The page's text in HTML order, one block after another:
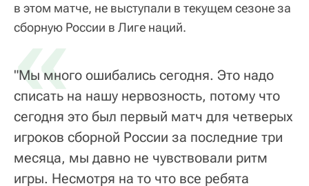
в этом матче, не выступали в текущем сезоне за
сборную России в Лиге наций.
«
"Мы много ошибались сегодня. Это надо
списать на нашу нервозность, потому что
сегодня это был первый матч для четверых
игроков сборной России за последние три
месяца, мы давно не чувствовали ритм
игры. Несмотря на то что все ребята